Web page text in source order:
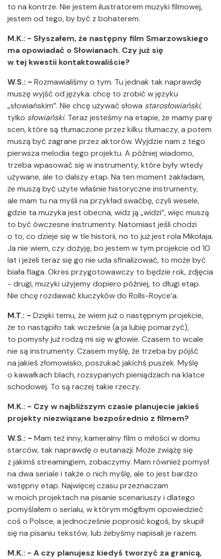
to na kontrze. Nie jestem ilustratorem muzyki filmowej,
jestem od tego, by być z bohaterem.
M.K.: - Słyszałem, że następny film Smarzowskiego
ma opowiadać o Słowianach. Czy już się
w tej kwestii kontaktowaliście?
W.S.: - Rozmawialiśmy o tym. Tu jednak tak naprawdę
muszę wyjść od języka: chcę to zrobić w języku
„słowiańskim”. Nie chcę używać słowa starosłowiański,
tylko słowiański. Teraz jesteśmy na etapie, że mamy parę
scen, które są tłumaczone przez kilku tłumaczy, a potem
muszą być zagrane przez aktorów. Wyjdzie nam z tego
pierwsza melodia tego projektu. A później wiadomo,
trzeba wpasować się w instrumenty, które były wtedy
używane, ale to dalszy etap. Na ten moment zakładam,
że muszą być użyte właśnie historyczne instrumenty,
ale mam tu na myśli na przykład swaćbę, czyli wesele,
gdzie ta muzyka jest obecna, widz ją „widzi”, więc muszą
to być ówczesne instrumenty. Natomiast jeśli chodzi
o to, co dzieje się w tle historii, no to już jest rola Mikołaja.
Ja nie wiem, czy dożyję, bo jestem w tym projekcie od 10
lat i jeżeli teraz się go nie uda sfinalizować, to może być
biała flaga. Okres przygotowawczy to będzie rok, zdjęcia
- drugi, muzyki użyjemy dopiero później, to długi etap.
Nie chcę rozdawać kluczyków do Rolls-Royce’a.
M.T.: - Dzięki temu, że wiem już o następnym projekcie,
że to nastąpiło tak wcześnie (a ja lubię pomarzyć),
to pomysły już rodzą mi się w głowie. Czasem to wcale
nie są instrumenty. Czasem myślę, że trzeba by pójść
na jakieś złomowisko, poszukać jakichś puszek. Myślę
o kawałkach blach, rozsypanych pieniądzach na klatce
schodowej. To są raczej takie rzeczy.
M.K.: - Czy w najbliższym czasie planujecie jakieś
projekty niezwiązane bezpośrednio z filmem?
W.S.: - Mam też inny, kameralny film o miłości w domu
starców, tak naprawdę o eutanazji. Może zwiążę się
z jakimś streamingiem, zobaczymy. Mam również pomysł
na dwa seriale i także o nich myślę, ale to jest bardzo
wstępny etap. Najwięcej czasu przeznaczam
w moich projektach na pisanie scenariuszy i dlatego
pomyślałem o serialu, w którym mógłbym opowiedzieć
coś o Polsce, a jednocześnie poprosić kogoś, by skupił
się na pisaniu tekstów, lub żebyśmy napisali je razem.
M.K.: - A czy planujesz kiedyś tworzyć za granicą,